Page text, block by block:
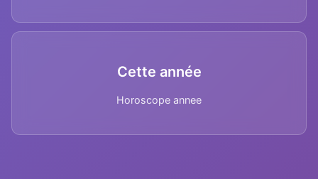
Cette année
Horoscope annee